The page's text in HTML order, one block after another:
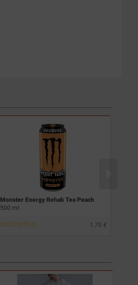
Monster Energy Rehab Tea Peach
500 ml
(0) 1.75